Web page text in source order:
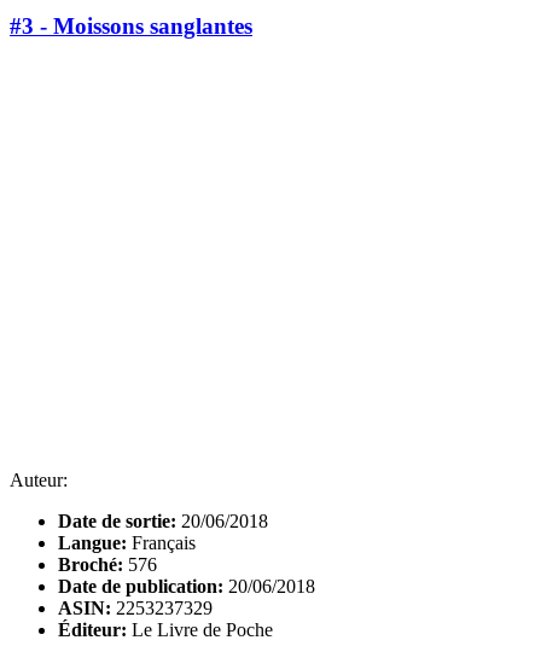
#3 - Moissons sanglantes
Auteur:
Date de sortie: 20/06/2018
Langue: Français
Broché: 576
Date de publication: 20/06/2018
ASIN: 2253237329
Éditeur: Le Livre de Poche